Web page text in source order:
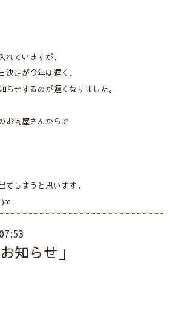
ていますが、
決定が今年は遅く、
せするのが遅くなりました。
お肉屋さんからで
しまうと思います。
知らせ」